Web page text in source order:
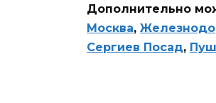
Дополнительно
Москва,
Сергиев Посад,